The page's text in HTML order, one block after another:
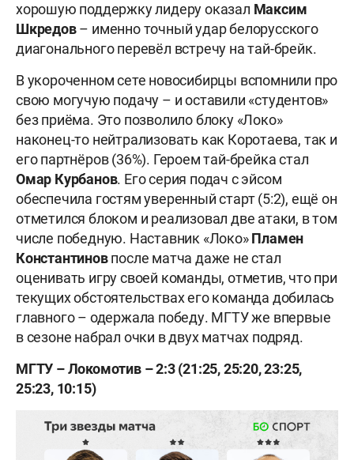
хорошую поддержку лидеру оказал Максим
Шкредов– именно точный удар белорусского
диагонального перевёл встречу на тай-брейк.
В укороченном сете новосибирцы вспомнили про
свою могучую подачу – и оставили «студентов»
без приёма. Это позволило блоку «Локо»
наконец-то нейтрализовать как Коротаева, так и
его партнёров (36%). Героем тай-брейка стал
Омар Курбанов. Его серия подач с эйсом
обеспечила гостям уверенный старт (5:2), ещё он
отметился блоком и реализовал две атаки, в том
числе победную. Наставник «Локо»Пламен
Константиновпосле матча даже не стал
оценивать игру своей команды, отметив, что при
текущих обстоятельствах его команда добилась
главного – одержала победу. МГТУ же впервые
в сезоне набрал очки в двух матчах подряд.
МГТУ – Локомотив – 2:3 (21:25, 25:20, 23:25,
25:23, 10:15)